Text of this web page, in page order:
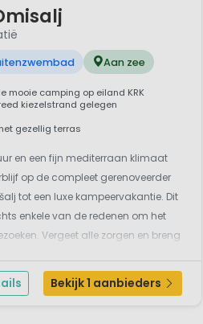
Aan zee
mooie camping op eiland KRK
kiezelstrand gelegen
gezellig terras
en een fijn mediterraan klimaat
op de compleet gerenoveerder
tot een luxe kampeervakantie. Dit
enkele van de redenen om het
Vergeet alle zorgen en breng
ligt uitgestrekt over de
Bekijk 1 aanbieders